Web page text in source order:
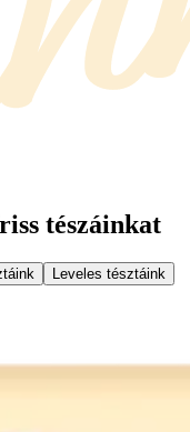
tészáinkat
Leveles tésztáink